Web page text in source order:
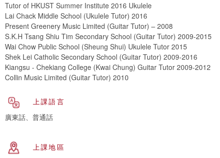
Tutor of HKUST Summer Institute 2016 Ukulele
Lai Chack Middle School (Ukulele Tutor) 2016
Present Greenery Music Limited (Guitar Tutor) – 2008
S.K.H Tsang Shiu Tim Secondary School (Guitar Tutor) 2009-2015
Wai Chow Public School (Sheung Shui) Ukulele Tutor 2015
Shek Lei Catholic Secondary School (Guitar Tutor) 2009-2016
Kiangsu - Chekiang College (Kwai Chung) Guitar Tutor 2009-2012
Collin Music Limited (Guitar Tutor) 2010
上課語言
廣東話、普通話
上課地區